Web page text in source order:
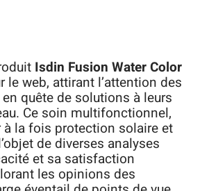
Isdin Fusion Water Color
le web, attirant l’attention des
quête de solutions à leurs
Ce soin multifonctionnel,
la fois protection solaire et
de diverses analyses
et sa satisfaction
les opinions des